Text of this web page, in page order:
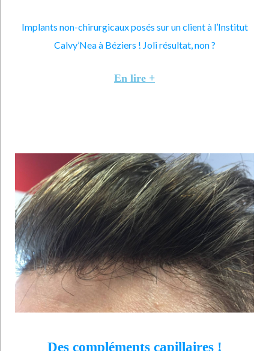
Implants non-chirurgicaux posés sur un client à l’Institut
Calvy’Nea à Béziers ! Joli résultat, non ?
En lire +
Des compléments capillaires !